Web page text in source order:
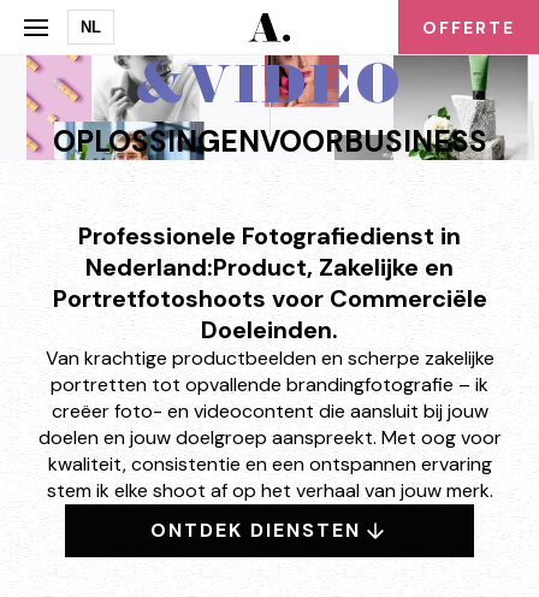
NL OFFERTE
FOTO
&VIDEO
OPLOSSINGENVOORBUSINESS
Professionele Fotografiedienst in
Nederland:Product, Zakelijke en
Portretfotoshoots voor Commerciële
Doeleinden.
Van krachtige productbeelden en scherpe zakelijke
portretten tot opvallende brandingfotografie – ik
creëer foto- en videocontent die aansluit bij jouw
doelen en jouw doelgroep aanspreekt. Met oog voor
kwaliteit, consistentie en een ontspannen ervaring
stem ik elke shoot af op het verhaal van jouw merk.
ONTDEK DIENSTEN